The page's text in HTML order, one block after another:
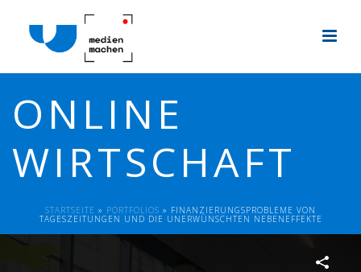
ONLINE
WIRTSCHAFT
STARTSEITE » PORTFOLIOS » FINANZIERUNGSPROBLEME VON
TAGESZEITUNGEN UND DIE UNERWÜNSCHTEN NEBENEFFEKTE